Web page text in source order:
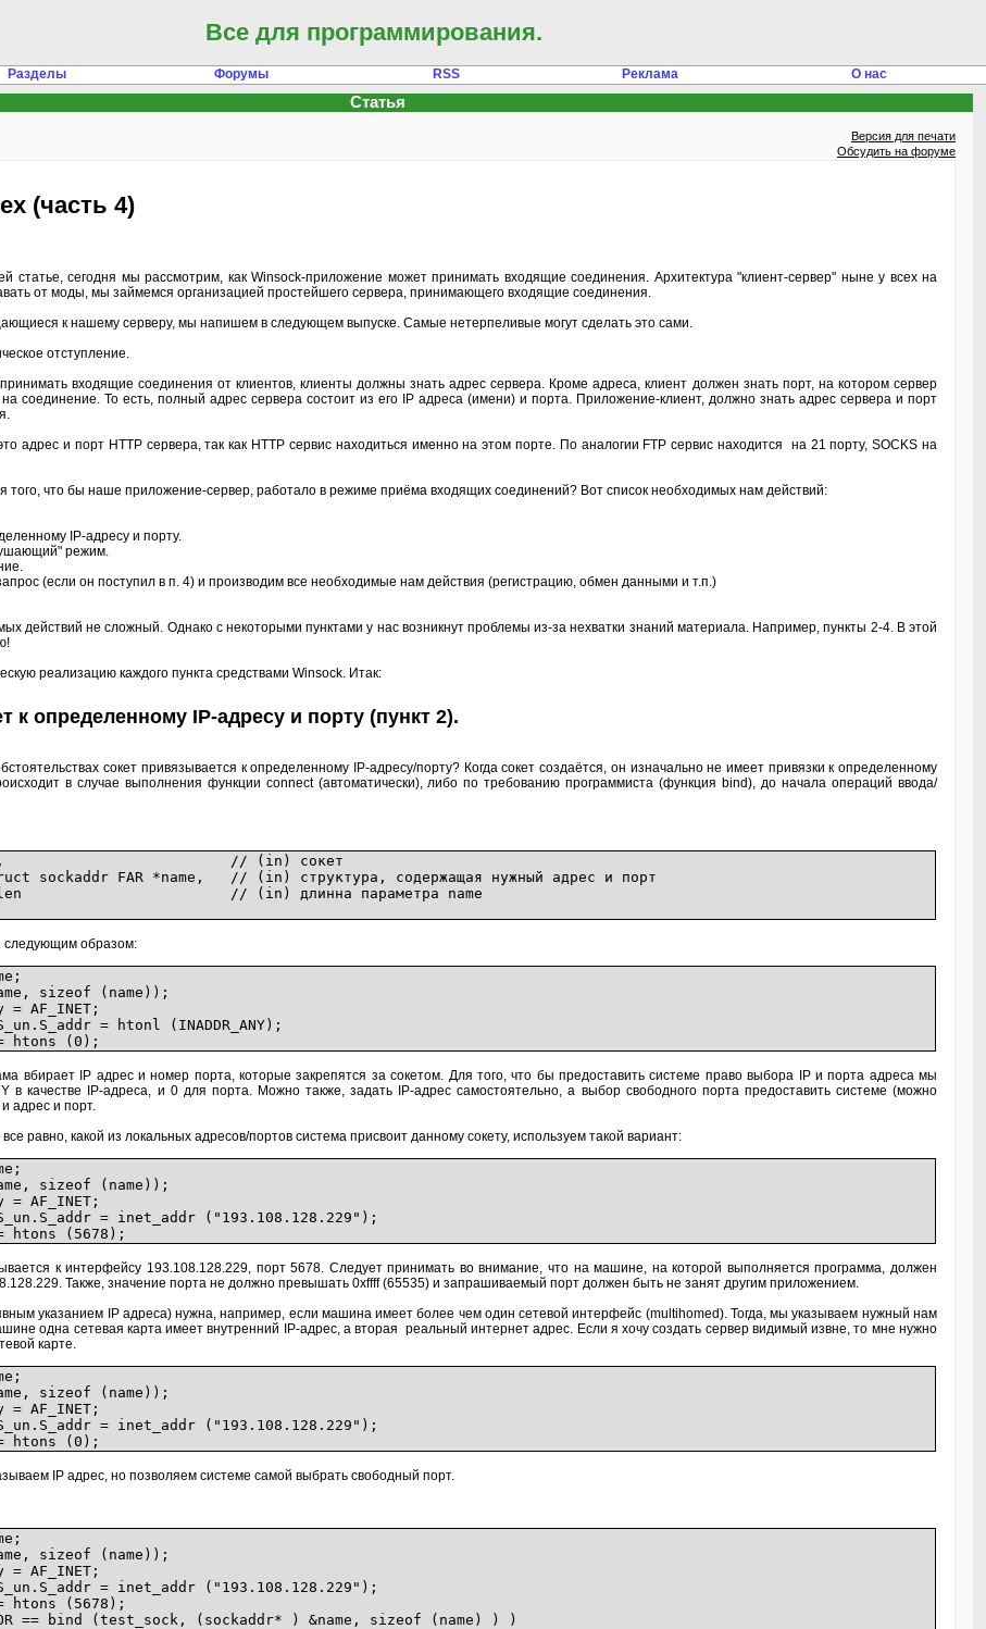
Все для программирования.
Разделы Форумы RSS Реклама О нас
Статья
Версия для печати
Обсудить на форуме
(часть 4)
статье, сегодня мы рассмотрим, как Winsock-приложение может принимать входящие соединения. Архитектура "клиент-сервер" ныне у всех на
от моды, мы займемся организацией простейшего сервера, принимающего входящие соединения.
к нашему серверу, мы напишем в следующем выпуске. Самые нетерпеливые могут сделать это сами.
отступление.
входящие соединения от клиентов, клиенты должны знать адрес сервера. Кроме адреса, клиент должен знать порт, на котором сервер
соединение. То есть, полный адрес сервера состоит из его IP адреса (имени) и порта. Приложение-клиент, должно знать адрес сервера и порт
адрес и порт HTTP сервера, так как HTTP сервис находиться именно на этом порте. По аналогии FTP сервис находится на 21 порту, SOCKS на
того, что бы наше приложение-сервер, работало в режиме приёма входящих соединений? Вот список необходимых нам действий:
IP-адресу и порту.
режим.
(если он поступил в п. 4) и производим все необходимые нам действия (регистрацию, обмен данными и т.п.)
действий не сложный. Однако с некоторыми пунктами у нас возникнут проблемы из-за нехватки знаний материала. Например, пункты 2-4. В этой
реализацию каждого пункта средствами Winsock. Итак:
к определенному IP-адресу и порту (пункт 2).
сокет привязывается к определенному IP-адресу/порту? Когда сокет создаётся, он изначально не имеет привязки к определенному
в случае выполнения функции connect (автоматически), либо по требованию программиста (функция bind), до начала операций ввода/
s, // (in) сокет
FAR *name, // (in) структура, содержащая нужный адрес и порт
// (in) длинна параметра name
следующим образом:
sizeof (name));
AF_INET;
= htonl (INADDR_ANY);
htons (0);
вбирает IP адрес и номер порта, которые закрепятся за сокетом. Для того, что бы предоставить системе право выбора IP и порта адреса мы
в качестве IP-адреса, и 0 для порта. Можно также, задать IP-адрес самостоятельно, а выбор свободного порта предоставить системе (можно
адрес и порт.
равно, какой из локальных адресов/портов система присвоит данному сокету, используем такой вариант:
sizeof (name));
AF_INET;
= inet_addr ("193.108.128.229");
htons (5678);
к интерфейсу 193.108.128.229, порт 5678. Следует принимать во внимание, что на машине, на которой выполняется программа, должен
Также, значение порта не должно превышать 0xffff (65535) и запрашиваемый порт должен быть не занят другим приложением.
указанием IP адреса) нужна, например, если машина имеет более чем один сетевой интерфейс (multihomed). Тогда, мы указываем нужный нам
одна сетевая карта имеет внутренний IP-адрес, а вторая реальный интернет адрес. Если я хочу создать сервер видимый извне, то мне нужно
карте.
sizeof (name));
AF_INET;
= inet_addr ("193.108.128.229");
htons (0);
IP адрес, но позволяем системе самой выбрать свободный порт.
sizeof (name));
AF_INET;
= inet_addr ("193.108.128.229");
htons (5678);
== bind (test_sock, (sockaddr* ) &name, sizeof (name) ) )